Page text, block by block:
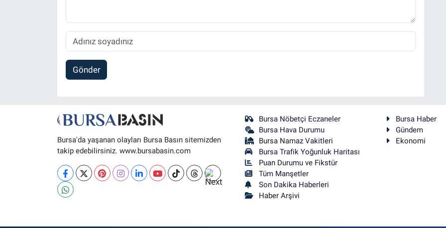
Gönder
Bursa'da yaşanan olayları Bursa Basın sitemizden
takip edebilirsiniz. www.bursabasin.com
Bursa Nöbetçi Eczaneler
Bursa Hava Durumu
Bursa Namaz Vakitleri
Bursa Trafik Yoğunluk Haritası
Puan Durumu ve Fikstür
Tüm Manşetler
Son Dakika Haberleri
Haber Arşivi
Bursa Haber
Gündem
Ekonomi